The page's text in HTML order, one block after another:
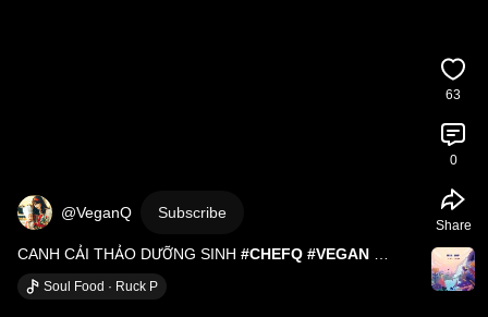
@VeganQ Subscribe
CANH CẢI THẢO DƯỠNG SINH #CHEFQ #VEGAN
#ANCHAY
Soul Food · Ruck P
63
0
Share